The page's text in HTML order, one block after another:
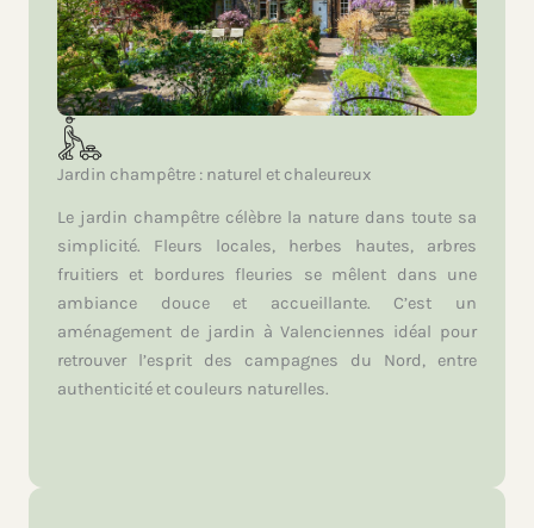
Jardin champêtre : naturel et chaleureux
Le jardin champêtre célèbre la nature dans toute sa
simplicité. Fleurs locales, herbes hautes, arbres
fruitiers et bordures fleuries se mêlent dans une
ambiance douce et accueillante. C’est un
aménagement de jardin à Valenciennes idéal pour
retrouver l’esprit des campagnes du Nord, entre
authenticité et couleurs naturelles.